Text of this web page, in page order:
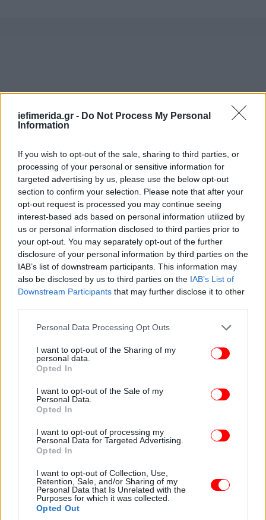
iefimerida.gr - Do Not Process My Personal
Information
If you wish to opt-out of the sale, sharing to third parties, or
processing of your personal or sensitive information for
targeted advertising by us, please use the below opt-out
section to confirm your selection. Please note that after your
opt-out request is processed you may continue seeing
interest-based ads based on personal information utilized by
us or personal information disclosed to third parties prior to
your opt-out. You may separately opt-out of the further
disclosure of your personal information by third parties on the
IAB’s list of downstream participants. This information may
also be disclosed by us to third parties on the IAB’s List of
Downstream Participants that may further disclose it to other
Please note that this website/app uses one or more Google
not limited to your visit or usage behaviour. You may click to
grant or deny consent to Google and its third-party tags to
use your data for below specified purposes in below Google
consent section.
Personal Data Processing Opt Outs
I want to opt-out of the Sharing of my
personal data.
Opted In
I want to opt-out of the Sale of my
Personal Data.
Opted In
I want to opt-out of processing my
Personal Data for Targeted Advertising.
Opted In
I want to opt-out of Collection, Use,
Retention, Sale, and/or Sharing of my
Personal Data that Is Unrelated with the
Purposes for which it was collected.
Opted Out
Το «Κρυπτόγαμα» σκηνοθετεί η Νικαίτη Κοντούρη,
έχοντας στην διάθεσή της έναν σπουδαίο ηθοποιό,
τον Μάκη Παπαδημητρίου.
«Πρόκειται για ένα βαθιά συγκινητικό κείμενο, την
αφήγηση ενός ανθρώπου λίγο πριν πάρει τη
μεγάλη απόφαση να αποχωρήσει από την ζωή. Με
την αυτοκτονία του θέλει ο κοινωνικός του
περίγυρος να καταλάβει ότι η έλλειψη κατανόησης
διαφορετικοί, ή που νιώθουν διαφορετικά -ειδικά
τη δεκαετία του 1980, στην οποία τοποθετείται
διαρκώς αναφέρεται στην γειτονιά του και στη
συνοικία). Εκεί συντελείται αυτό που εγώ
τουλάχιστον, που έχω μεγαλώσει στα Γιάννενα το
ξέρω καλά, το έχω ζήσει, το έχω δει με τα ίδια μου
τα μάτια: άνθρωπους να χλευάζονται για την
σεξουαλική τους ταυτότητα, άνδρες με μπλουζάκια
κολλητά να ασφυκτιούν μέσα στην ίδια τους την
ύπαρξη και το βράδυ να πηγαίνουν κρυφά με
άλλους άντρες» λέει η Νικαίτη Κοντούρη.